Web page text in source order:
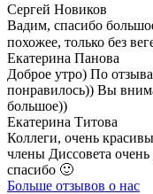
Сергей Новиков
Вадим, спасибо
похожее, только без
Екатерина Панова
Доброе утро) По
понравилось)) Вы
большое))
Екатерина Титова
Коллеги, очень
члены Диссовета
спасибо 🙂
Больше отзывов о нас